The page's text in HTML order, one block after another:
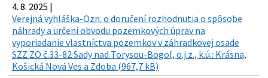
4. 8. 2025 |
Verejná vyhláška-Ozn. o doručení rozhodnutia o spôsobe
náhrady a určení obvodu pozemkových úprav na
vyporiadanie vlastníctva pozemkov v záhradkovej osade
SZZ ZO č.33-82 Sady nad Torysou-Bogoľ, o.j.z., k.ú.: Krásna,
Košická Nová Ves a Zdoba (967,7 kB)